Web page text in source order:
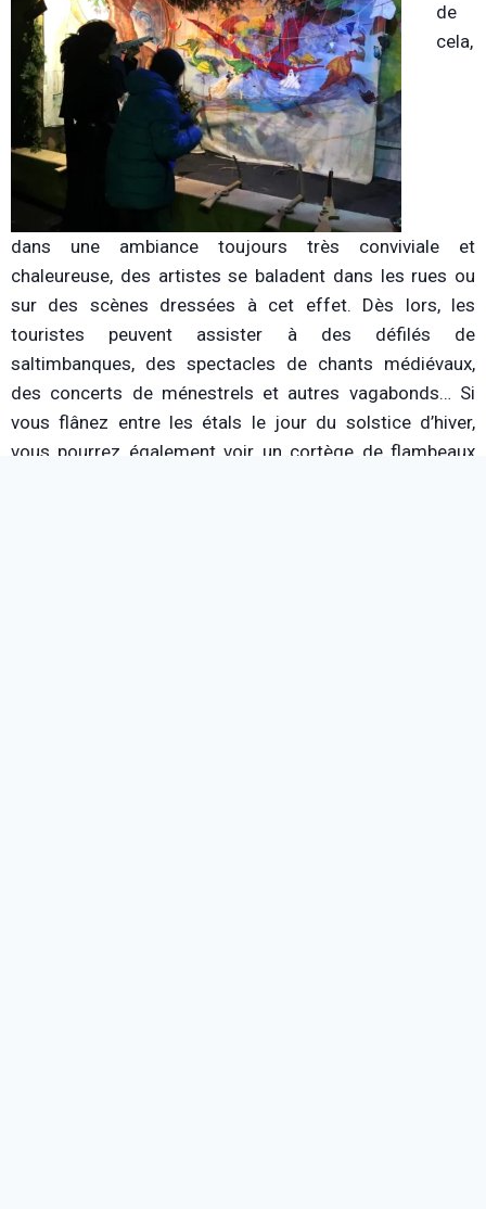
de
cela,
dans une ambiance toujours très conviviale et
chaleureuse, des artistes se baladent dans les rues ou
sur des scènes dressées à cet effet. Dès lors, les
touristes peuvent assister à des défilés de
saltimbanques, des spectacles de chants médiévaux,
des concerts de ménestrels et autres vagabonds… Si
vous flânez entre les étals le jour du solstice d’hiver,
vous pourrez également voir un cortège de flambeaux